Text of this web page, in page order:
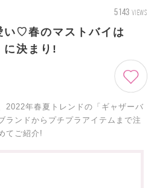
5143 VIEWS
い♡春のマストバイは
に決まり!
2022年春夏トレンドの「ギャザーバ
ランドからプチプラアイテムまで注
てご紹介!